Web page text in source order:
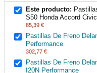
Este producto:
S50 Honda Accord
85,39 €
Pastillas De Freno
Performance
302,77 €
Pastillas De Freno
I20N Performance